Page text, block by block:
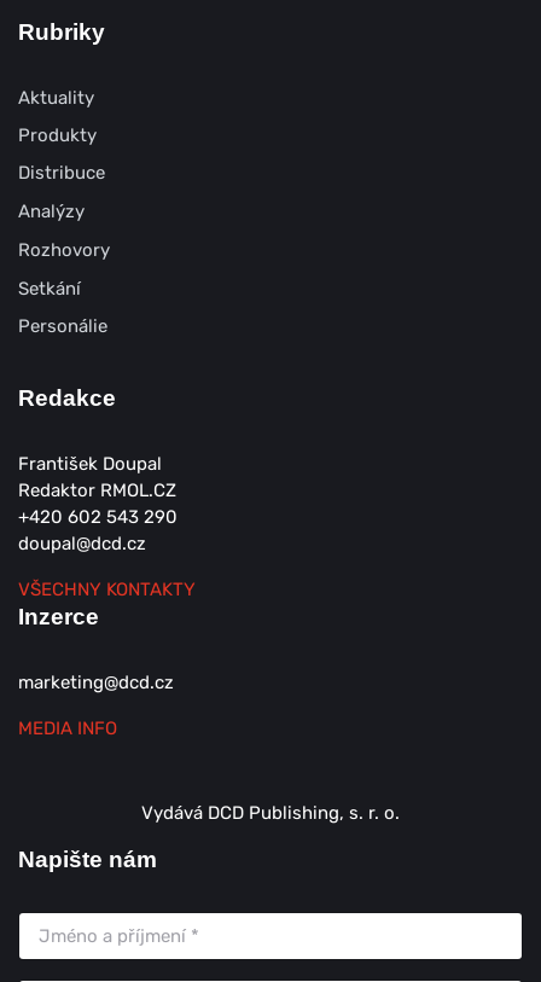
Rubriky
Aktuality
Produkty
Distribuce
Analýzy
Rozhovory
Setkání
Personálie
Redakce
František Doupal
Redaktor RMOL.CZ
+420 602 543 290
doupal@dcd.cz
VŠECHNY KONTAKTY
Inzerce
marketing@dcd.cz
MEDIA INFO
Vydává DCD Publishing, s. r. o.
Napište nám